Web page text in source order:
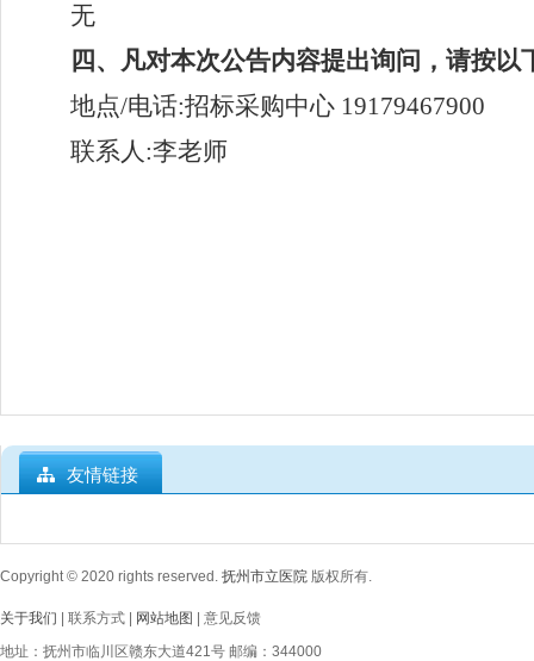
无
四、凡对本次公告内容提出询问，请按以
地点/电话:招标采购中心 19179467900
联系人:李老师
友情链接
Copyright © 2020 rights reserved. 抚州市立医院 版权所有.
关于我们 | 联系方式 | 网站地图
| 意见反馈
地址：抚州市临川区赣东大道421号 邮编：344000